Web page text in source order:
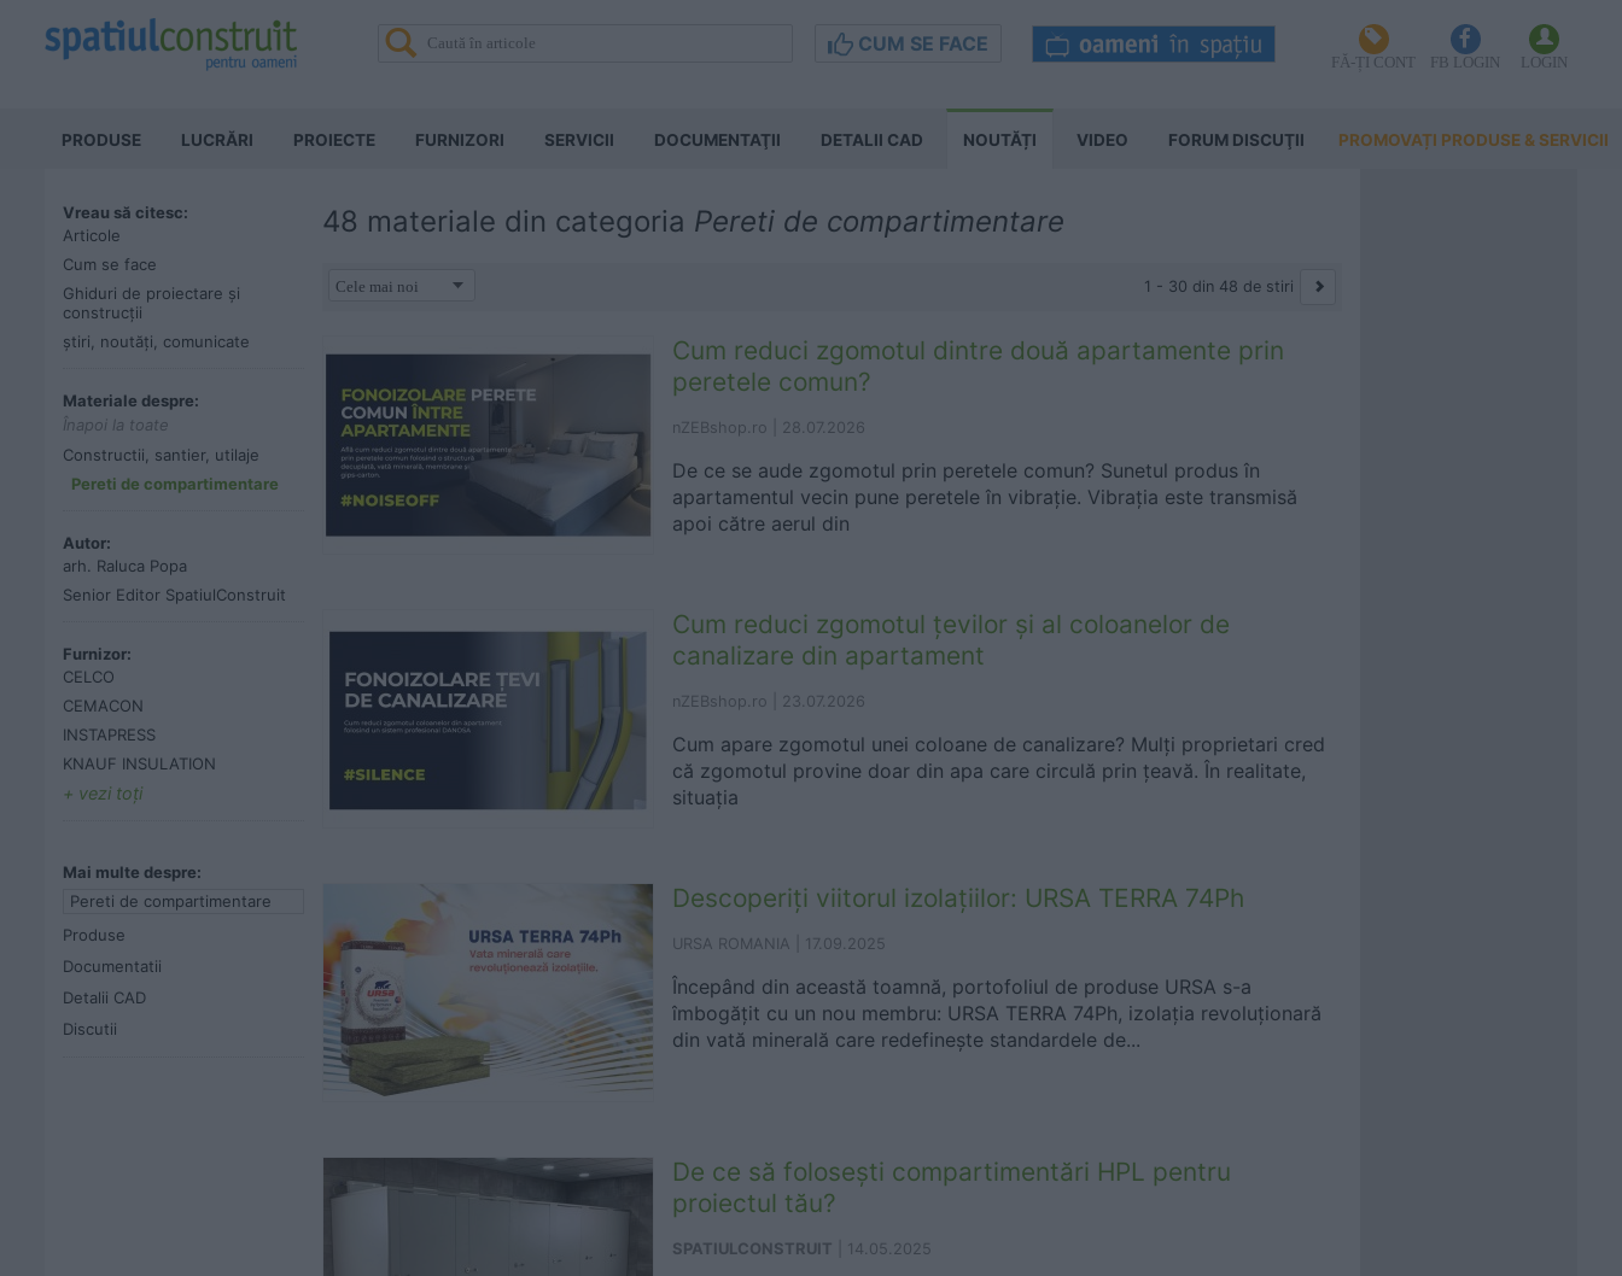
CUM SE FACE
FĂ-ȚI CONT FB LOGIN LOGIN
PRODUSE LUCRĂRI PROIECTE FURNIZORI SERVICII DOCUMENTAŢII DETALII CAD NOUTĂȚI VIDEO FORUM DISCUŢII PROMOVAȚI PRODUSE & SERVICII
Vreau să citesc:
Articole
Cum se face
Ghiduri de proiectare și
construcții
știri, noutăți, comunicate
Materiale despre:
Înapoi la toate
Constructii, santier, utilaje
Pereti de compartimentare
Autor:
arh. Raluca Popa
Senior Editor SpatiulConstruit
Furnizor:
CELCO
CEMACON
INSTAPRESS
KNAUF INSULATION
vezi toţi
Mai multe despre:
Pereti de compartimentare
Produse
Documentatii
Detalii CAD
Discutii
48 materiale din categoria Pereti de compartimentare
1 - 30 din 48 de stiri
Cum reduci zgomotul dintre două apartamente prin
peretele comun?
nZEBshop.ro | 28.07.2026
De ce se aude zgomotul prin peretele comun? Sunetul produs în
apartamentul vecin pune peretele în vibrație. Vibrația este transmisă
apoi către aerul din
Cum reduci zgomotul țevilor și al coloanelor de
canalizare din apartament
nZEBshop.ro | 23.07.2026
Cum apare zgomotul unei coloane de canalizare? Mulți proprietari cred
că zgomotul provine doar din apa care circulă prin țeavă. În realitate,
situația
Descoperiți viitorul izolațiilor: URSA TERRA 74Ph
URSA ROMANIA | 17.09.2025
Începând din această toamnă, portofoliul de produse URSA s-a
îmbogățit cu un nou membru: URSA TERRA 74Ph, izolația revoluționară
din vată minerală care redefinește standardele de...
De ce să folosești compartimentări HPL pentru
proiectul tău?
SPATIULCONSTRUIT 14.05.2025